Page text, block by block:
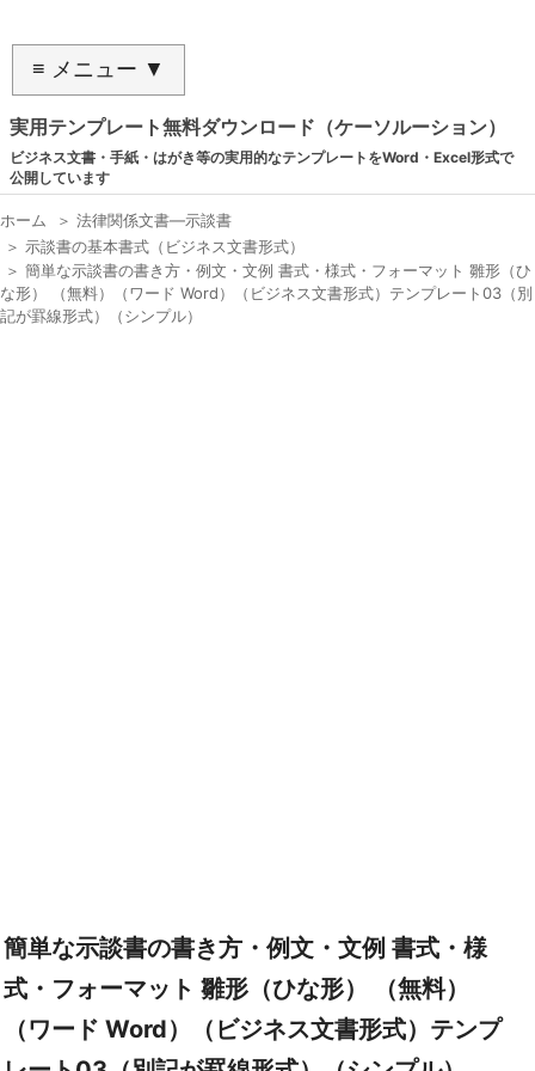
≡ メニュー ▼
実用テンプレート無料ダウンロード（ケーソルーション）
ビジネス文書・手紙・はがき等の実用的なテンプレートをWord・Excel形式で
公開しています
ホーム ＞ 法律関係文書―示談書
＞ 示談書の基本書式（ビジネス文書形式）
＞ 簡単な示談書の書き方・例文・文例 書式・様式・フォーマット 雛形（ひ
な形） （無料）（ワード Word）（ビジネス文書形式）テンプレート03（別
記が罫線形式）（シンプル）
簡単な示談書の書き方・例文・文例 書式・様
式・フォーマット 雛形（ひな形） （無料）
（ワード Word）（ビジネス文書形式）テンプ